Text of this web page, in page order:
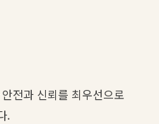
전과 신뢰를 최우선으로
.